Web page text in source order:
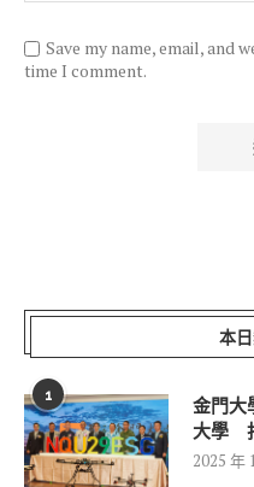
Save my name, email, and
time I comment.
本
1
金門大
大學
2025 年